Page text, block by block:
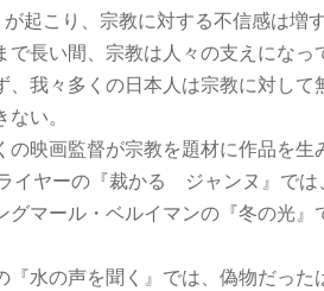
起こり、宗教に対する不信感は増
長い間、宗教は人々の支えになっ
、我々多くの日本人は宗教に対し
い。
映画監督が宗教を題材に作品を生
イヤーの『裁かるゝジャンヌ』で
グマール・ベルイマンの『冬の光
『水の声を聞く』では、偽物だっ